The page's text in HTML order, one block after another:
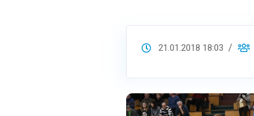
21.01.2018 18:03